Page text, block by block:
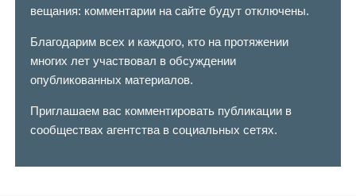
вещания: комментарии на сайте будут отключены.
Благодарим всех и каждого, кто на протяжении
многих лет участвовал в обсуждении
опубликованных материалов.
Приглашаем вас комментировать публикации в
сообществах агентства в социальных сетях.